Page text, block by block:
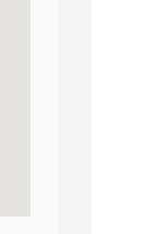
své vlastní
o další